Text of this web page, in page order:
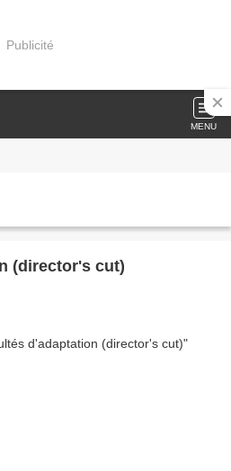
Publicité
MENU
(director's cut)